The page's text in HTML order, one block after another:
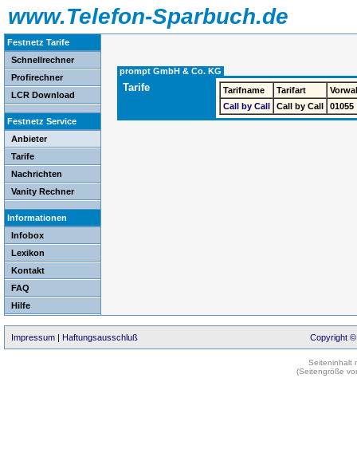
www.Telefon-Sparbuch.de
Festnetz Tarife
Schnellrechner
Profirechner
LCR Download
Festnetz Service
Anbieter
Tarife
Nachrichten
Vanity Rechner
Informationen
Infobox
Lexikon
Kontakt
FAQ
Hilfe
prompt GmbH & Co. KG
Tarife Tarifname Tarifart
Call by Call
Call by Call 01055
Impressum | Haftungsausschluß Copyright ©
Seiteninhalt
(Seitengröße